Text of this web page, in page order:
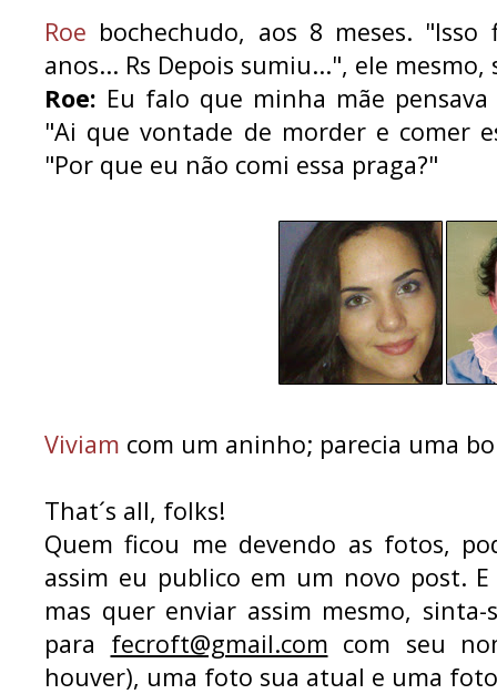
Roe bochechudo, aos 8 meses.
anos... Rs Depois sumiu...", ele mesmo,
Roe: Eu falo que minha mãe
"Ai que vontade de morder e comer
"Por que eu não comi essa praga?"
Viviam com um aninho; parecia uma
That´s all, folks!
Quem ficou me devendo as fotos,
assim eu publico em um novo post.
mas quer enviar assim mesmo,
para fecroft@gmail.com com seu
houver), uma foto sua atual e uma